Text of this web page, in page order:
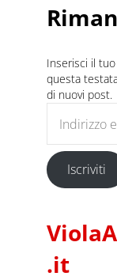
Inserisci il
questa
di nuovi post.
Iscriviti
.it